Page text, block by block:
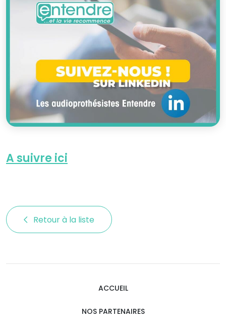
A suivre ici
Retour à la liste
ACCUEIL
NOS PARTENAIRES